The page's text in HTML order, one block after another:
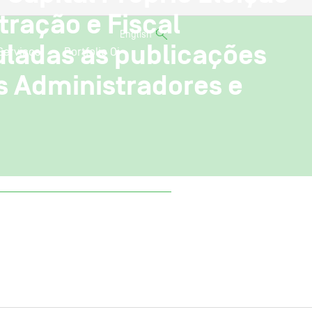
English
Portfolio Oi
e Fiscal
as publicações
Administradores e